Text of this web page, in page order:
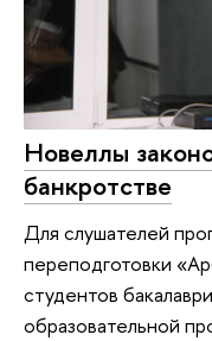
Новеллы
банкротстве
Для слушателей
переподготовки
студентов
образовательной